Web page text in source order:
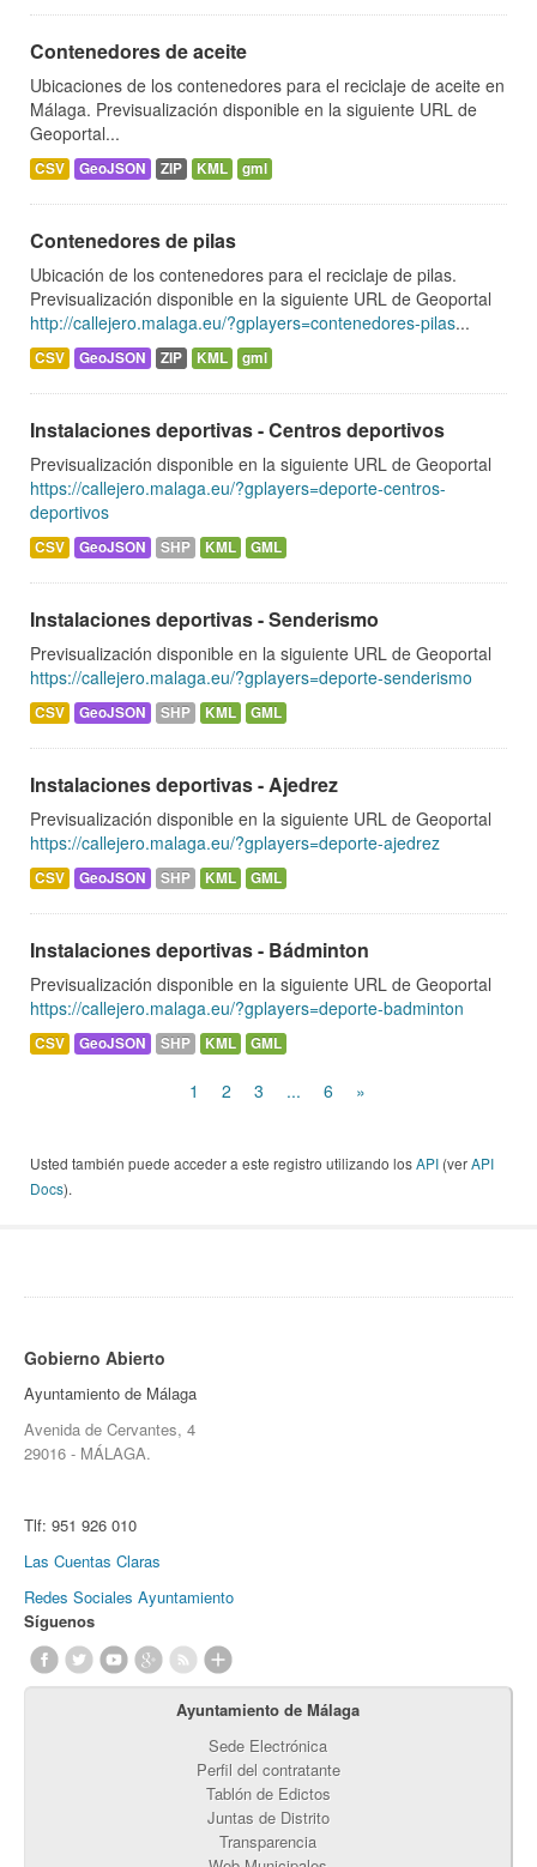
Contenedores de aceite
Ubicaciones de los contenedores para el reciclaje de aceite en
Málaga. Previsualización disponible en la siguiente URL de
Geoportal...
CSV GeoJSON ZIP KML gml
Contenedores de pilas
Ubicación de los contenedores para el reciclaje de pilas.
Previsualización disponible en la siguiente URL de Geoportal
http://callejero.malaga.eu/?gplayers=contenedores-pilas...
CSV GeoJSON ZIP KML gml
Instalaciones deportivas - Centros deportivos
Previsualización disponible en la siguiente URL de Geoportal
https://callejero.malaga.eu/?gplayers=deporte-centros-
deportivos
CSV GeoJSON SHP KML GML
Instalaciones deportivas - Senderismo
Previsualización disponible en la siguiente URL de Geoportal
https://callejero.malaga.eu/?gplayers=deporte-senderismo
CSV GeoJSON SHP KML GML
Instalaciones deportivas - Ajedrez
Previsualización disponible en la siguiente URL de Geoportal
https://callejero.malaga.eu/?gplayers=deporte-ajedrez
CSV GeoJSON SHP KML GML
Instalaciones deportivas - Bádminton
Previsualización disponible en la siguiente URL de Geoportal
https://callejero.malaga.eu/?gplayers=deporte-badminton
CSV GeoJSON SHP KML GML
1 2 3 ... 6 »
Usted también puede acceder a este registro utilizando losAPI (verAPI
Docs).
Gobierno Abierto
Ayuntamiento de Málaga
Avenida de Cervantes, 4
29016 - MÁLAGA.
Tlf: 951 926 010
Las Cuentas Claras
Redes Sociales Ayuntamiento
Síguenos
Ayuntamiento de Málaga
Sede Electrónica
Perfil del contratante
Tablón de Edictos
Juntas de Distrito
Transparencia